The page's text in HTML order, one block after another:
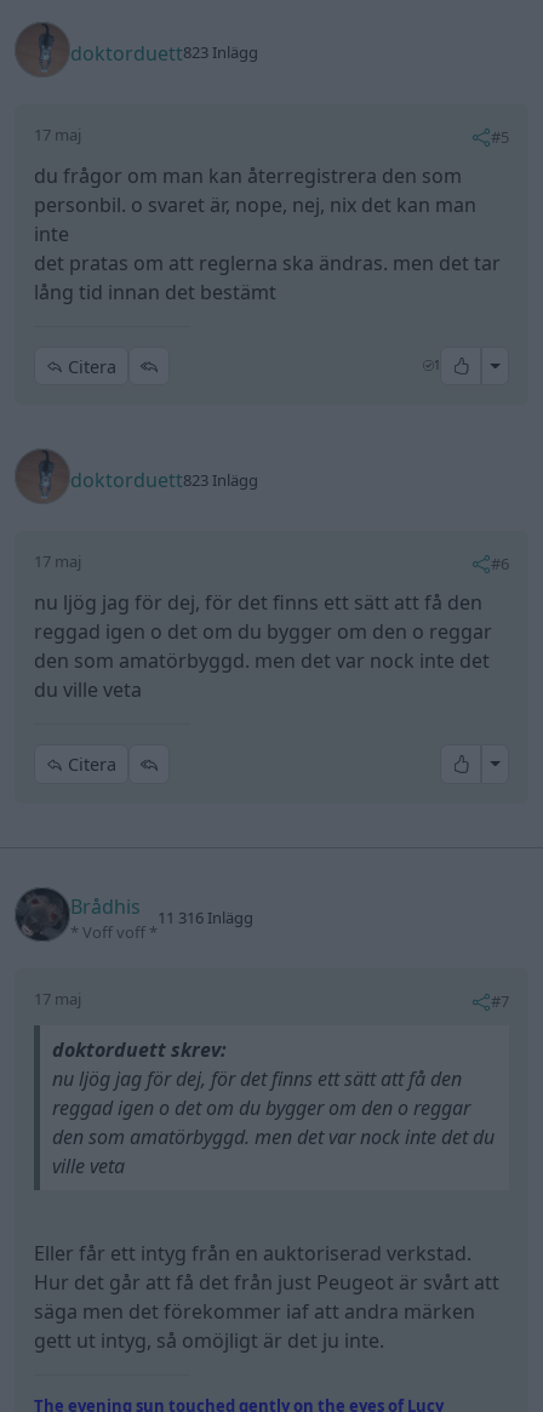
doktorduett823 Inlägg
17 maj #5
du frågor om man kan återregistrera den som
personbil. o svaret är, nope, nej, nix det kan man
inte
det pratas om att reglerna ska ändras. men det tar
lång tid innan det bestämt
Citera 1 All
doktorduett823 Inlägg
17 maj #6
nu ljög jag för dej, för det finns ett sätt att få den
reggad igen o det om du bygger om den o reggar
den som amatörbyggd. men det var nock inte det
du ville veta
Citera All
Brådhis
* Voff voff *
11 316 Inlägg
17 maj #7
doktorduett skrev:
nu ljög jag för dej, för det finns ett sätt att få den
reggad igen o det om du bygger om den o reggar
den som amatörbyggd. men det var nock inte det du
ville veta
Eller får ett intyg från en auktoriserad verkstad.
Hur det går att få det från just Peugeot är svårt att
säga men det förekommer iaf att andra märken
gett ut intyg, så omöjligt är det ju inte.
The evening sun touched gently on the eyes of Lucy